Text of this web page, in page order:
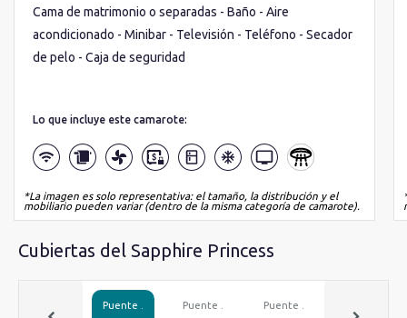
Cama de matrimonio o separadas - Baño - Aire
acondicionado - Minibar - Televisión - Teléfono - Secador
de pelo - Caja de seguridad
Lo que incluye este camarote:
*La imagen es solo representativa: el tamaño, la distribución y el
mobiliario pueden variar (dentro de la misma categoría de camarote).
Cubiertas del Sapphire Princess
Puente . Puente . Puente .